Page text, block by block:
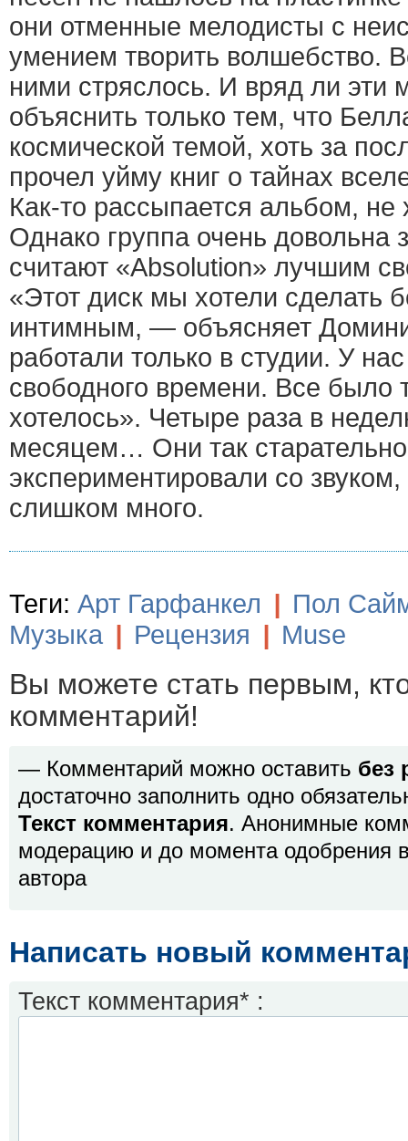
они отменные мелодисты с
умением творить волшебство.
ними стряслось. И вряд ли эти
объяснить только тем, что
космической темой, хоть за
прочел уйму книг о тайнах
Как-то рассыпается альбом,
Однако группа очень
считают «Absolution» лучшим
«Этот диск мы хотели сделать
интимным, — объясняет
работали только в студии. У
свободного времени. Все было
хотелось». Четыре раза в
месяцем… Они так старательно
экспериментировали со звуком,
слишком много.
Теги: Арт Гарфанкел | Пол
Музыка | Рецензия | Muse
Вы можете стать первым,
комментарий!
— Комментарий можно оставить без
достаточно заполнить одно
Текст комментария. Анонимные
модерацию и до момента одобрения
автора
Написать новый
Текст комментария* :